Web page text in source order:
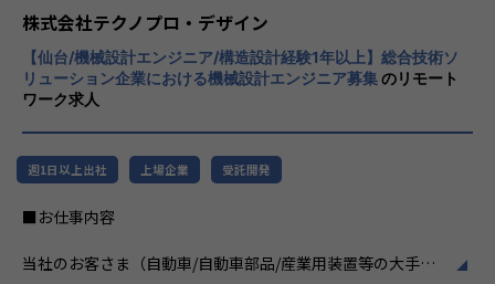
程プロジェクトの増加といった世の中で技術
者集団として価値提供を行うために、エンジ
ニアが生涯活躍できる環境を考え事業運営を
行っています。
株式会社テクノプロ・デザイン
【仙台/機械設計エンジニア/構造設計経験1年以上】総合技術ソ
リューション企業における機械設計エンジニア募集のリモート
ワーク求人
週1日以上出社 上場企業 受託開発
■お仕事内容
当社のお客さま（自動車/自動車部品/産業用装置等の大手メ